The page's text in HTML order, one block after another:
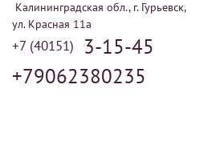
Калининградская обл., г. Гурьевск,
ул. Красная 11а
+7 (40151)
3-15-45
+79062380235